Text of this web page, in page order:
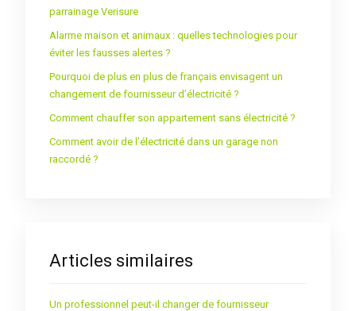
parrainage Verisure
Alarme maison et animaux : quelles technologies pour
éviter les fausses alertes ?
Pourquoi de plus en plus de français envisagent un
changement de fournisseur d’électricité ?
Comment chauffer son appartement sans électricité ?
Comment avoir de l’électricité dans un garage non
raccordé ?
Articles similaires
Un professionnel peut-il changer de fournisseur